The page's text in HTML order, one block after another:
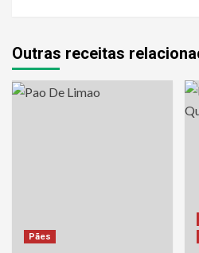
Outras receitas
Pães